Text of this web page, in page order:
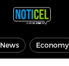
News Economy